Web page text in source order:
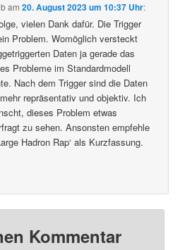
am20. August 2023 um 10:37 Uhr:
vielen Dank dafür. Die Trigger
Problem. Womöglich versteckt
Daten ja gerade das
Probleme im Standardmodell
Nach dem Trigger sind die Daten
repräsentativ und objektiv. Ich
dieses Problem etwas
zu sehen. Ansonsten empfehle
Hadron Rap‘ als Kurzfassung.
Kommentar